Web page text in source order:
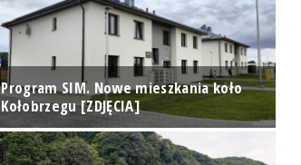
Program SIM. Nowe mieszkania koło
Kołobrzegu [ZDJĘCIA]